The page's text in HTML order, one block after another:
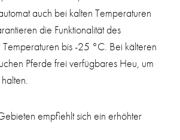
auch bei kalten Temperaturen
die Funktionalität des
bis -25 °C. Bei kälteren
Pferde frei verfügbares Heu, um
empfiehlt sich ein erhöhter